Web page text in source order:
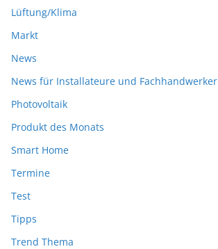
Lüftung/Klima
Markt
News
News für Installateure und Fachhandwerker
Photovoltaik
Produkt des Monats
Smart Home
Termine
Test
Tipps
Trend Thema